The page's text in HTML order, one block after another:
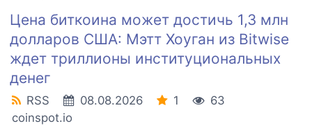
Цена биткоина может достичь 1,3 млн
долларов США: Мэтт Хоуган из Bitwise
ждет триллионы институциональных
денег
RSS 08.08.2026 1
63
coinspot.io